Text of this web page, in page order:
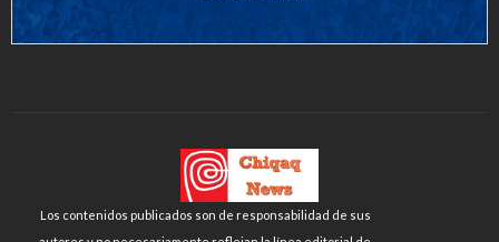
Los contenidos publicados son de responsabilidad de sus